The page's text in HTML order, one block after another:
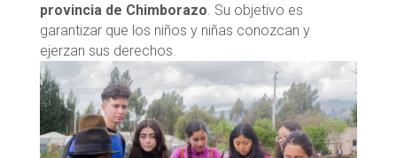
provincia de Chimborazo. Su objetivo es
garantizar que los niños y niñas conozcan y
ejerzan sus derechos.